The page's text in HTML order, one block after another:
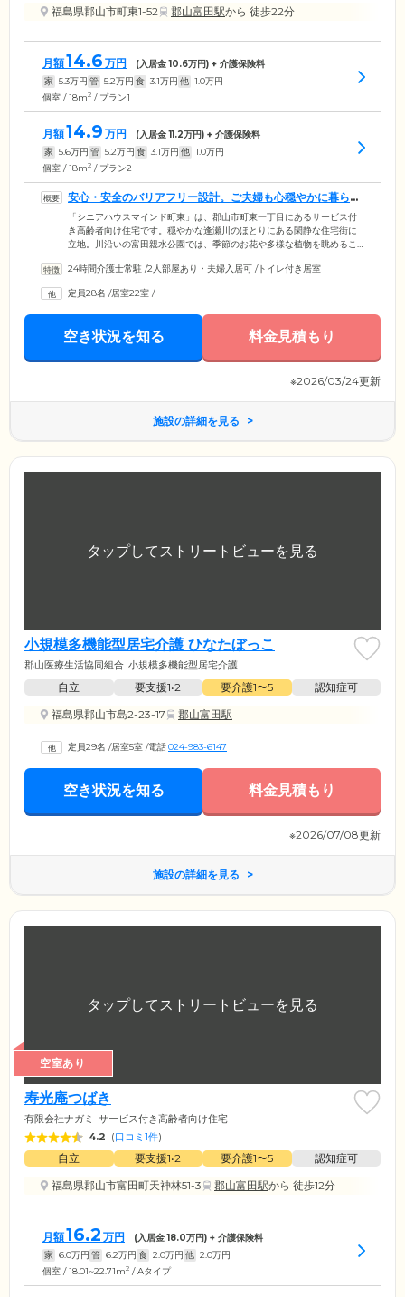
福島県郡山市町東1-52
郡山富田駅から 徒歩22分
月額14.6 万円 (入居金10.6万円) + 介護保険料
家 5.3万円 管 5.2万円 食 3.1万円 他 1.0万円
個室 / 18m2 / プラン1
月額14.9 万円 (入居金11.2万円) + 介護保険料
家 5.6万円 管 5.2万円 食 3.1万円 他 1.0万円
個室 / 18m2 / プラン2
安心・安全のバリアフリー設計。ご夫婦も心穏やかに暮らし
ていただけます
「シニアハウスマインド町東」は、郡山市町東一丁目にあるサービス付
き高齢者向け住宅です。穏やかな逢瀬川のほとりにある閑静な住宅街に
立地。川沿いの富田親水公園では、季節のお花や多様な植物を眺めるこ
性に配慮したバリアフリー設計を採用。段差をなくし、随所に手すりを
レや洗面台、収納、ナースコールなどを完備。そのほか使い慣れた家具
や思い出の品々のお持ち込みも可能です。ご自身のライフスタイルに合
24時間介護士常駐 /2人部屋あり・夫婦入居可 /トイレ付き居室
定員28名 /居室22室 /
空き状況を知る 料金見積もり
※2026/03/24更新
施設の詳細を見る
小規模多機能型居宅介護 ひなたぼっこ
郡山医療生活協同組合 小規模多機能型居宅介護
自立 要支援1•2 要介護1〜5
認知症可
福島県郡山市島2-23-17
郡山富田駅
定員29名 /居室5室 /電話024-983-6147
空き状況を知る 料金見積もり
※2026/07/08更新
施設の詳細を見る
空室あり
寿光庵つばき
有限会社ナガミ サービス付き高齢者向け住宅
4.2 (口コミ1件)
自立 要支援1•2 要介護1〜5
認知症可
福島県郡山市富田町天神林51-3
郡山富田駅から 徒歩12分
月額16.2 万円 (入居金18.0万円) + 介護保険料
家 6.0万円 管 6.2万円 食 2.0万円 他 2.0万円
個室 / 18.01~22.71m2 / Aタイプ